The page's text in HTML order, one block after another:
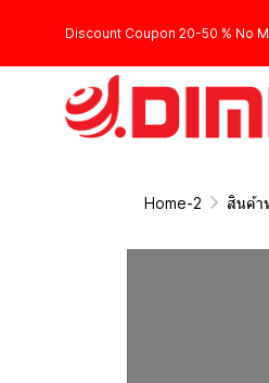
Discount Coupon 20-50 % No
Home-2 สินค้า